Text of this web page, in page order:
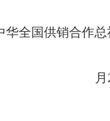
华全国供销合作